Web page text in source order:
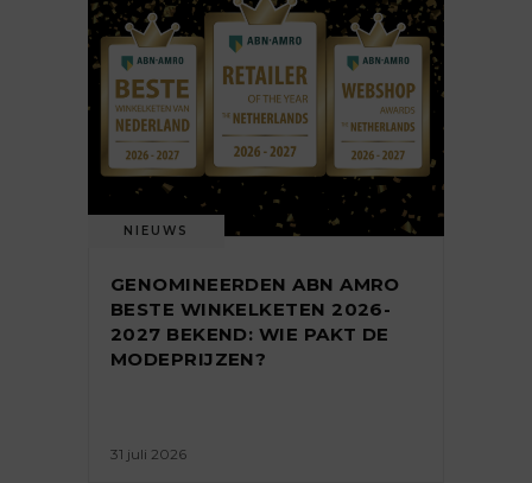
NIEUWS
GENOMINEERDEN ABN AMRO
BESTE WINKELKETEN 2026-
2027 BEKEND: WIE PAKT DE
MODEPRIJZEN?
31 juli 2026